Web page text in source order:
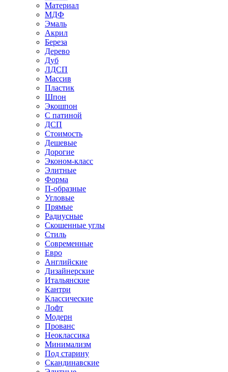
Материал
МДФ
Эмаль
Акрил
Береза
Дерево
Дуб
ЛДСП
Массив
Пластик
Шпон
Экошпон
С патиной
ДСП
Стоимость
Дешевые
Дорогие
Эконом-класс
Элитные
Форма
П-образные
Угловые
Прямые
Радиусные
Скошенные углы
Стиль
Современные
Евро
Английские
Дизайнерские
Итальянские
Кантри
Классические
Лофт
Модерн
Прованс
Неоклассика
Минимализм
Под старину
Скандинавские